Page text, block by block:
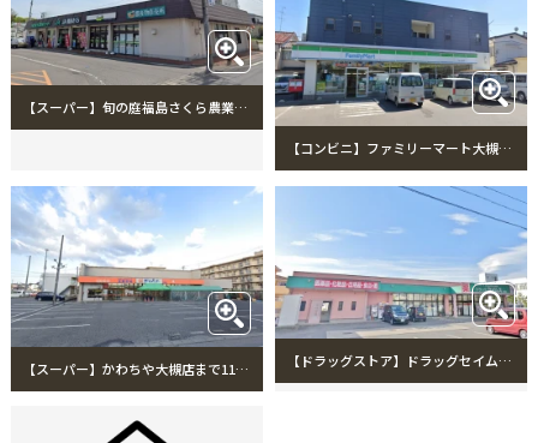
【スーパー】旬の庭福島さくら農業協同組合農産物直売所まで710m 旬の庭福島さくら農業協同組合農産物直売所
【コンビニ】ファミリーマート大槻三森街道店まで747m ファミリーマート大槻三森街道店
【スーパー】かわちや大槻店まで1150m かわちや大槻店 【ドラッグストア】ドラッグセイムス大槻店まで1803m ドラッグセイムス大槻店